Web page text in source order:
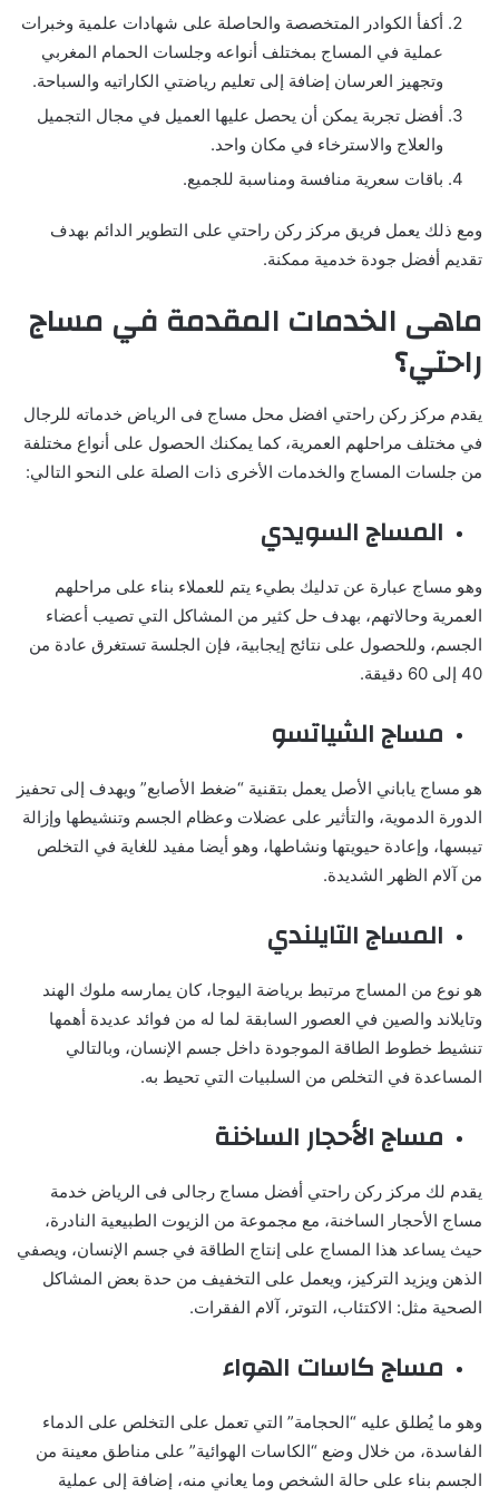
أكفأ الكوادر المتخصصة والحاصلة على شهادات علمية وخبرات
عملية في المساج بمختلف أنواعه وجلسات الحمام المغربي
وتجهيز العرسان إضافة إلى تعليم رياضتي الكاراتيه والسباحة.
أفضل تجربة يمكن أن يحصل عليها العميل في مجال التجميل
والعلاج والاسترخاء في مكان واحد.
باقات سعرية منافسة ومناسبة للجميع.
ومع ذلك يعمل فريق مركز ركن راحتي على التطوير الدائم بهدف
تقديم أفضل جودة خدمية ممكنة.
ماهى الخدمات المقدمة في مساج
راحتي؟
يقدم مركز ركن راحتي افضل محل مساج فى الرياض خدماته للرجال
في مختلف مراحلهم العمرية، كما يمكنك الحصول على أنواع مختلفة
من جلسات المساج والخدمات الأخرى ذات الصلة على النحو التالي:
المساج السويدي
وهو مساج عبارة عن تدليك بطيء يتم للعملاء بناء على مراحلهم
العمرية وحالاتهم، بهدف حل كثير من المشاكل التي تصيب أعضاء
الجسم، وللحصول على نتائج إيجابية، فإن الجلسة تستغرق عادة من
40 إلى 60 دقيقة.
مساج الشياتسو
هو مساج ياباني الأصل يعمل بتقنية “ضغط الأصابع” ويهدف إلى تحفيز
الدورة الدموية، والتأثير على عضلات وعظام الجسم وتنشيطها وإزالة
تيبسها، وإعادة حيويتها ونشاطها، وهو أيضا مفيد للغاية في التخلص
من آلام الظهر الشديدة.
المساج التايلندي
هو نوع من المساج مرتبط برياضة اليوجا، كان يمارسه ملوك الهند
وتايلاند والصين في العصور السابقة لما له من فوائد عديدة أهمها
تنشيط خطوط الطاقة الموجودة داخل جسم الإنسان، وبالتالي
المساعدة في التخلص من السلبيات التي تحيط به.
مساج الأحجار الساخنة
يقدم لك مركز ركن راحتي أفضل مساج رجالى فى الرياض خدمة
مساج الأحجار الساخنة، مع مجموعة من الزيوت الطبيعية النادرة،
حيث يساعد هذا المساج على إنتاج الطاقة في جسم الإنسان، ويصفي
الذهن ويزيد التركيز، ويعمل على التخفيف من حدة بعض المشاكل
الصحية مثل: الاكتئاب، التوتر، آلام الفقرات.
مساج كاسات الهواء
وهو ما يُطلق عليه “الحجامة” التي تعمل على التخلص على الدماء
الفاسدة، من خلال وضع “الكاسات الهوائية” على مناطق معينة من
الجسم بناء على حالة الشخص وما يعاني منه، إضافة إلى عملية